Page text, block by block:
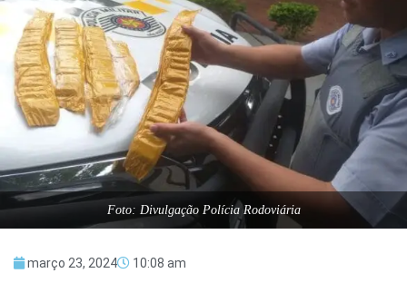
Foto: Divulgação Polícia Rodoviária
março 23, 2024 10:08 am